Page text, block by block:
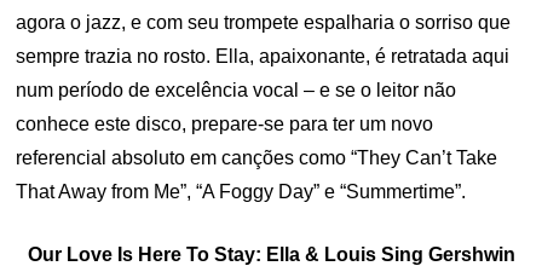
agora o jazz, e com seu trompete espalharia o sorriso que
sempre trazia no rosto. Ella, apaixonante, é retratada aqui
num período de excelência vocal – e se o leitor não
conhece este disco, prepare-se para ter um novo
referencial absoluto em canções como “They Can’t Take
That Away from Me”, “A Foggy Day” e “Summertime”.
Our Love Is Here To Stay: Ella & Louis Sing Gershwin